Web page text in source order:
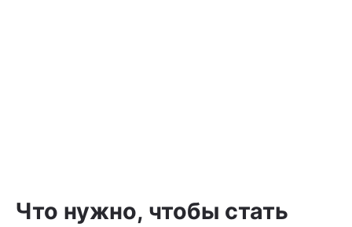
Что нужно, чтобы стать